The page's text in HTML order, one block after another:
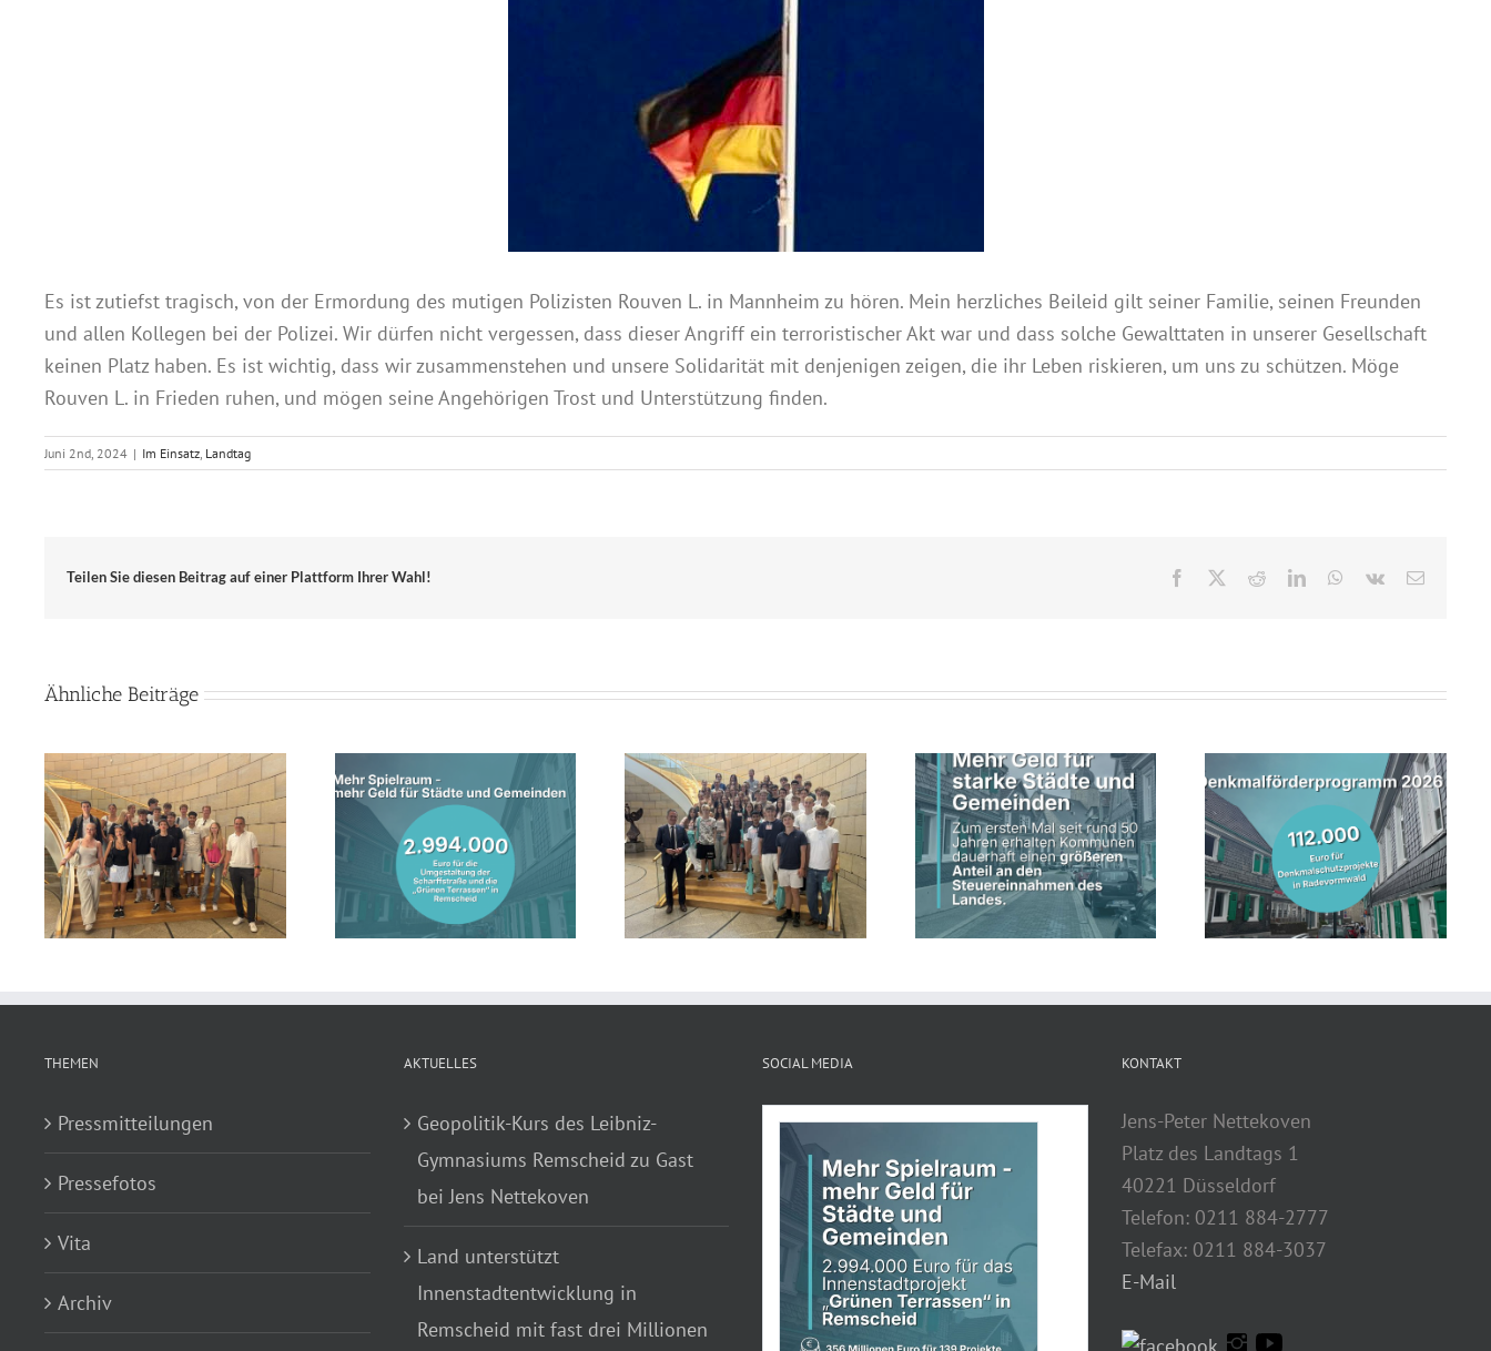
Es ist zutiefst tragisch, von der Ermordung des mutigen Polizisten Rouven L. in Mannheim zu hören. Mein herzliches Beileid gilt seiner Familie, seinen Freunden
und allen Kollegen bei der Polizei. Wir dürfen nicht vergessen, dass dieser Angriff ein terroristischer Akt war und dass solche Gewalttaten in unserer Gesellschaft
keinen Platz haben. Es ist wichtig, dass wir zusammenstehen und unsere Solidarität mit denjenigen zeigen, die ihr Leben riskieren, um uns zu schützen. Möge
Rouven L. in Frieden ruhen, und mögen seine Angehörigen Trost und Unterstützung finden.
Juni 2nd, 2024 | Im Einsatz, Landtag
Teilen Sie diesen Beitrag auf einer Plattform Ihrer Wahl! Facebook RedditLinkedInWhatsApp
Vk
E-
Ähnliche Beiträge
Land unterstützt
Innenstadtentwicklung in
Remscheid mit fast drei
Millionen Euro
Lebhafte Diskussion im
Landtag: Jahrgangsstufe des
Theodor-Heuss-Gymnasiums
zu Gast bei Jens Nettekoven
Schwarz-grüne
Landesregierung erhöht
kommunalen Anteil an
Steuereinnahmen des Landes
Denkmalschutzprojekte in
Radevormwald erhalten mehr
als 112.000 Euro
Geopolitik-Kurs des Leibniz-
Gymnasiums Remscheid zu
Gast bei Jens Nettekoven
THEMEN
Pressmitteilungen
Pressefotos
Vita
Archiv
AKTUELLES
Geopolitik-Kurs des Leibniz-
Gymnasiums Remscheid zu Gast
bei Jens Nettekoven
Land unterstützt
Innenstadtentwicklung in
Remscheid mit fast drei Millionen
SOCIAL MEDIA KONTAKT
Jens-Peter Nettekoven
Platz des Landtags 1
40221 Düsseldorf
Telefon: 0211 884-2777
Telefax: 0211 884-3037
E-Mail